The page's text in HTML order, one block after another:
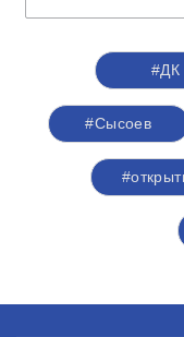
#ДК
#Сысоев